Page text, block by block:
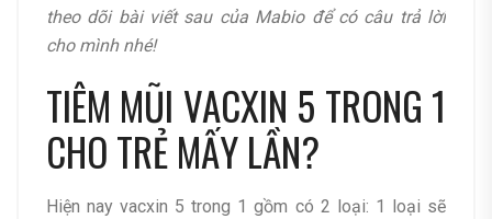
theo dõi bài viết sau của Mabio để có câu trả lời
cho mình nhé!
TIÊM MŨI VACXIN 5 TRONG 1
CHO TRẺ MẤY LẦN?
Hiện nay vacxin 5 trong 1 gồm có 2 loại: 1 loại sẽ